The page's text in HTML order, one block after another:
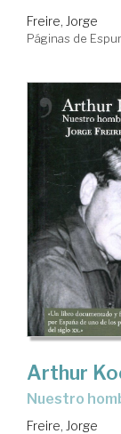
Freire, Jorge
Páginas de
Arthur
nuestro
Freire, Jorge